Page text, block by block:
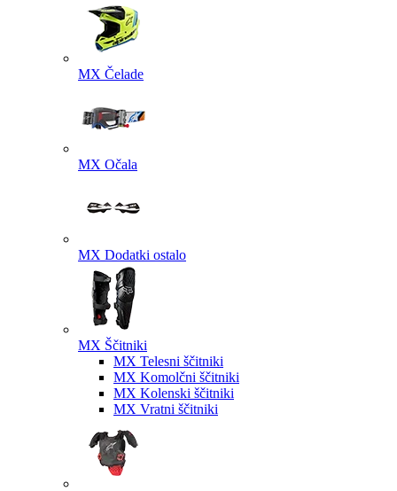
MX Čelade
MX Očala
MX Dodatki ostalo
MX Ščitniki
MX Telesni ščitniki
MX Komolčni ščitniki
MX Kolenski ščitniki
MX Vratni ščitniki